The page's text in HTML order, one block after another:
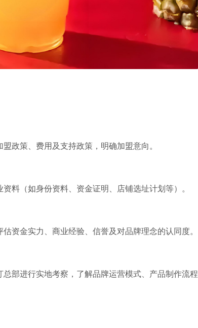
策、费用及支持政策，明确加盟意向。
（如身份资料、资金证明、店铺选址计划等）。
金实力、商业经验、信誉及对品牌理念的认同度。
进行实地考察，了解品牌运营模式、产品制作流程